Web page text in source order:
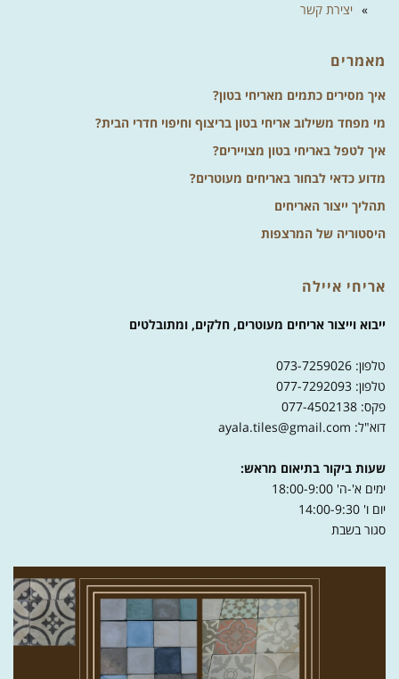
יצירת קשר
מאמרים
איך מסירים כתמים מאריחי בטון?
מי מפחד משילוב אריחי בטון בריצוף וחיפוי חדרי הבית?
איך לטפל באריחי בטון מצויירים?
מדוע כדאי לבחור באריחים מעוטרים?
תהליך ייצור האריחים
היסטוריה של המרצפות
אריחי איילה
ייבוא וייצור אריחים מעוטרים, חלקים, ומתובלטים
טלפון: 073-7259026
טלפון: 077-7292093
פקס: 077-4502138
דוא"ל: ayala.tiles@gmail.com
שעות ביקור בתיאום מראש:
ימים א'-ה' 18:00-9:00
יום ו' 14:00-9:30
סגור בשבת